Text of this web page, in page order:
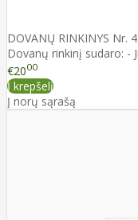
DOVANŲ RINKINYS Nr.
Dovanų rinkinį sudaro: -
€2000
Į krepšelį
Į norų sąrašą